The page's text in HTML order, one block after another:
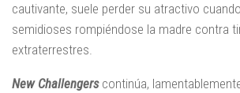
cautivante, suele perder su atractivo
semidioses rompiéndose la madre contra
extraterrestres.
New Challengers continúa,